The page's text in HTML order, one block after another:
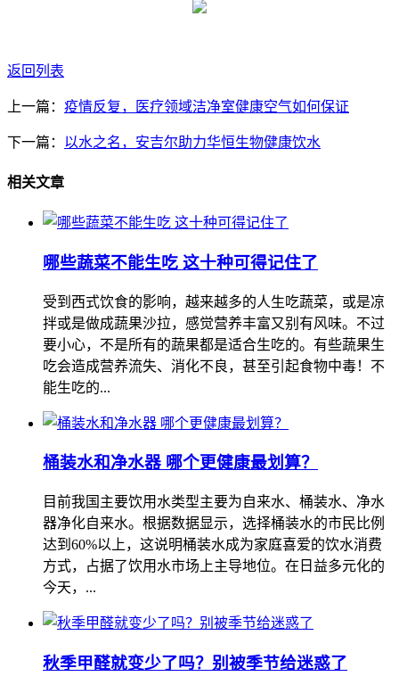
返回列表
上一篇： 疫情反复，医疗领域洁净室健康空气如何保证
下一篇： 以水之名，安吉尔助力华恒生物健康饮水
相关文章
哪些蔬菜不能生吃 这十种可得记住了
受到西式饮食的影响，越来越多的人生吃蔬菜，或是凉
拌或是做成蔬果沙拉，感觉营养丰富又别有风味。不过
要小心，不是所有的蔬果都是适合生吃的。有些蔬果生
吃会造成营养流失、消化不良，甚至引起食物中毒！不
能生吃的...
桶装水和净水器 哪个更健康最划算？
目前我国主要饮用水类型主要为自来水、桶装水、净水
器净化自来水。根据数据显示，选择桶装水的市民比例
达到60%以上，这说明桶装水成为家庭喜爱的饮水消费
方式，占据了饮用水市场上主导地位。在日益多元化的
今天，...
秋季甲醛就变少了吗？别被季节给迷惑了